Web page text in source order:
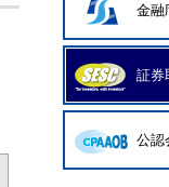
金融
証券
公認